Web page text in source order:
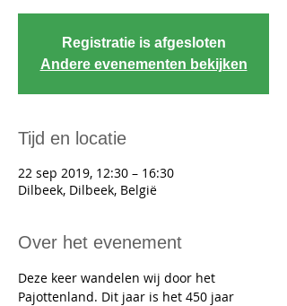
Registratie is afgesloten
Andere evenementen bekijken
Tijd en locatie
22 sep 2019, 12:30 – 16:30
Dilbeek, Dilbeek, België
Over het evenement
Deze keer wandelen wij door het
Pajottenland. Dit jaar is het 450 jaar